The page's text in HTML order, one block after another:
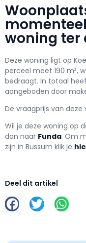
woning ter
Deze woning ligt op
perceel meet 190 m²,
bedraagt. In totaal
aangeboden door
De vraagprijs van deze
Wil je deze woning op
dan naar Funda. Om
zijn in Bussum klik je
Deel dit artikel